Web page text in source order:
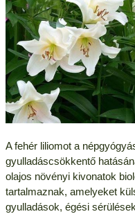
A fehér liliomot a
gyulladáscsökkentő
olajos növényi kivonatok
tartalmaznak, amelyeket
gyulladások, égési